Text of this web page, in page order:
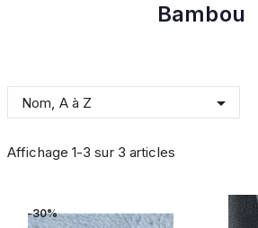
Bambou
Nom, A à Z 
Affichage 1-3 sur 3 articles
-30%